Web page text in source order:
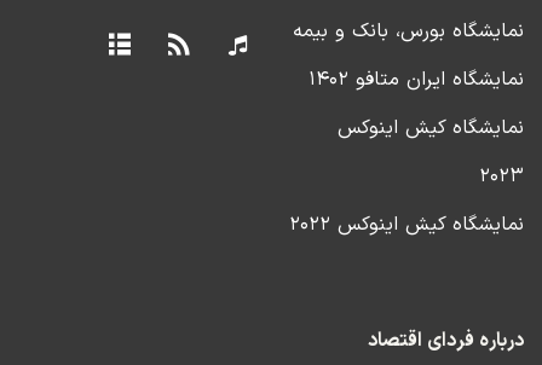
نمایشگاه بورس، بانک و بیمه
نمایشگاه ایران متافو ۱۴۰۲
نمایشگاه کیش اینوکس
۲۰۲۳
نمایشگاه کیش اینوکس ۲۰۲۲
درباره فردای اقتصاد